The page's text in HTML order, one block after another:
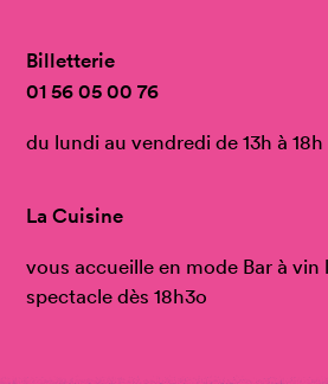
Billetterie
01 56 05 00 76
du lundi au vendredi de 13h à 18h
La Cuisine
vous accueille en mode Bar à vin
spectacle dès 18h3o